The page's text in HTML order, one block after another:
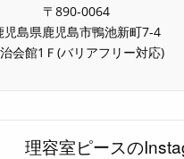
〒890-0064
児島県鹿児島市鴨池新町7-4
会館1Ｆ(バリアフリー対応)
理容室ピースの